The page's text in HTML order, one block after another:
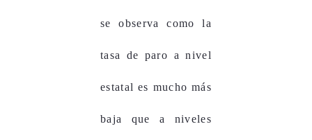
se observa como la
tasa de paro a nivel
estatal es mucho más
baja que a niveles